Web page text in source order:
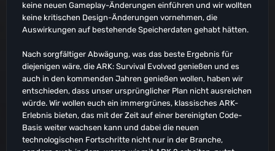
keine neuen Gameplay-Änderungen einführen und wir wollten
keine kritischen Design-Änderungen vornehmen, die
Auswirkungen auf bestehende Speicherdaten gehabt hätten.
Nach sorgfältiger Abwägung, was das beste Ergebnis für
diejenigen wäre, die ARK: Survival Evolved genießen und es
auch in den kommenden Jahren genießen wollen, haben wir
entschieden, dass unser ursprünglicher Plan nicht ausreichen
würde. Wir wollen euch ein immergrünes, klassisches ARK-
Erlebnis bieten, das mit der Zeit auf einer bereinigten Code-
Basis weiter wachsen kann und dabei die neuen
technologischen Fortschritte nicht nur in der Branche,